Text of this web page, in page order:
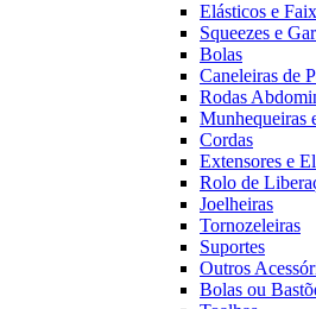
Elásticos e
Squeezes e
Bolas
Caneleiras de
Rodas
Munhequeiras
Cordas
Extensores e
Rolo de
Joelheiras
Tornozeleiras
Suportes
Outros
Bolas ou